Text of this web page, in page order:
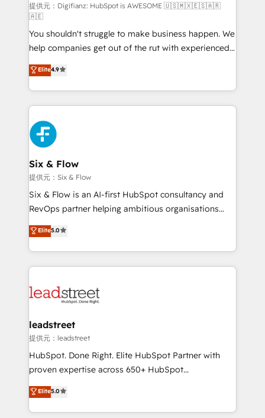
makes us different? 🚀 Top 0.5% of global HubSpot
agencies ⚙️ The strongest technical ability and
integration capabilities 💼 Consultative, long-term
partners who will embed ourselves into your
business, processes and systems 🏢 We specialise in
working with mid-market and enterprise
organisations, global organisations and those with
complex use cases 🏆 CRM Implementation,
Platform Enablement, Custom Integration and
Onboarding Accredited 🔐 ISO27001 & ISO9001
Certified
提供元：Digifianz: HubSpot is AWESOME 🇺🇸🇲🇽🇪🇸🇦🇷
🇦🇪
You shouldn't struggle to make business happen. We
help companies get out of the rut with experienced,
process-oriented teams implementing HubSpot
Marketing, Sales, Service, CMS and Operations Hub,
so selling and actually engaging with your customers
feels easy and pain-free. We are a top ranked
HubSpot Elite Partner, winner of Rookie of the Year
and Customer First Awards, 4.9/5 rating in HubSpot
Reviews and 4.9/5 rating in Clutch Reviews. Digifianz
helps the following industries: logistics & 3PL, home
improvement & construction, branding and
commercialization, real estate, health, education,
SaaS, Software Dev & IT and consulting, make the
the United States, EU, UAE, Mexico and Latin
America. From casual user to super fan: make
Elite4.9
Six & Flow
提供元：Six & Flow
Six & Flow is an AI-first HubSpot consultancy and
RevOps partner helping ambitious organisations
grow with clarity, confidence, and intelligence.
Operating across the UK, Netherlands, Ireland, and
Canada, we’ve delivered thousands of successful
HubSpot projects for mid-market and enterprise
combine HubSpot, data, and AI to design connected
and technology for predictable, scalable revenue
growth. Our expertise spans RevOps, CRM and data
architecture, AI enablement, and strategic marketing,
delivered through our proprietary FLAIR framework
Partner and ISO 27001:2022 certified consultancy,
we blend strategy, creativity, and technology to help
Elite5.0
leadstreet
提供元：leadstreet
HubSpot. Done Right. Elite HubSpot Partner with
proven expertise across 650+ HubSpot
implementations. With 12+ years of HubSpot
experience, we help you use the HubSpot platform
to its fullest capacity, improve your current HubSpot
Elite5.0